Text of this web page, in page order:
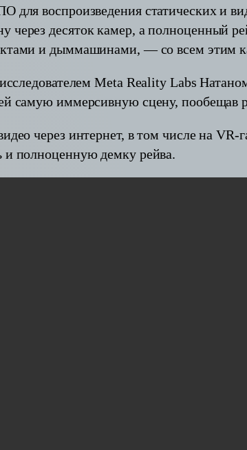
воспроизведения статических и
через десяток камер, а полноценный
и дыммашинами, — со всем этим
исследователем Meta Reality Labs
самую иммерсивную сцену, пообещав
через интернет, в том числе на VR-
и полноценную демку рейва.